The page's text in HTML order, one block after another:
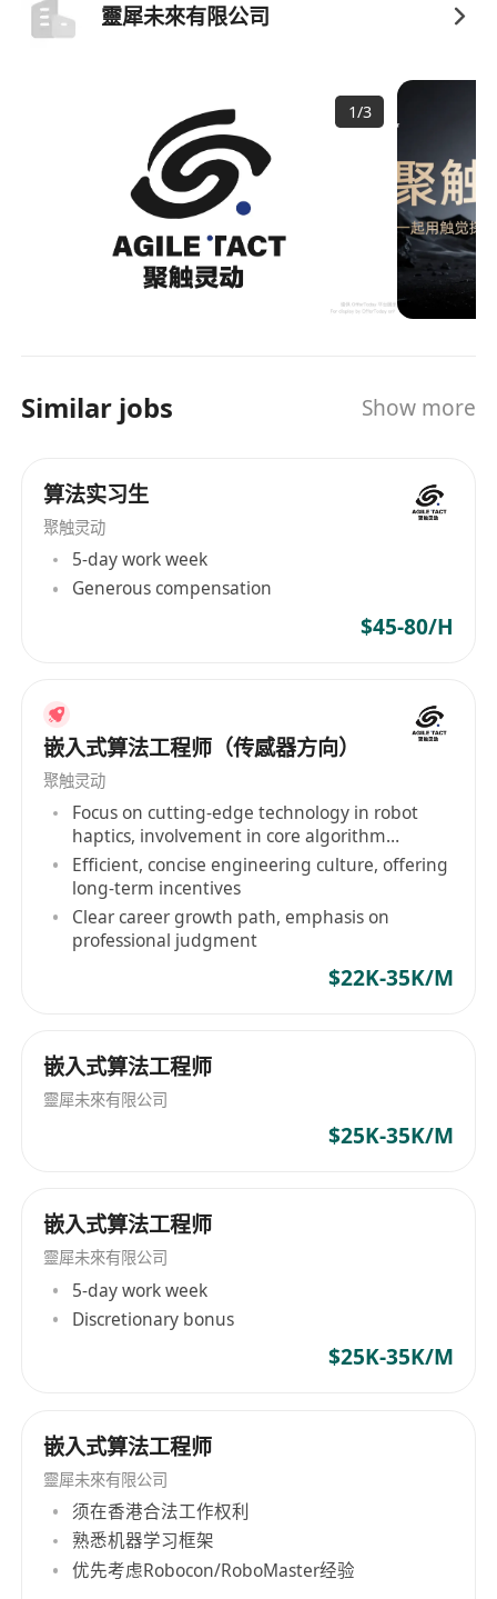
靈犀未來有限公司
1/3
Similar jobs Show more
算法实习生
聚触灵动
5-day work week
Generous compensation
$45-80/H
嵌入式算法工程师（传感器方向）
聚触灵动
Focus on cutting-edge technology in robot
haptics, involvement in core algorithm
development
Efficient, concise engineering culture, offering
long-term incentives
Clear career growth path, emphasis on
professional judgment
$22K-35K/M
嵌入式算法工程师
靈犀未來有限公司
$25K-35K/M
嵌入式算法工程师
靈犀未來有限公司
5-day work week
Discretionary bonus
$25K-35K/M
嵌入式算法工程师
靈犀未來有限公司
须在香港合法工作权利
熟悉机器学习框架
优先考虑Robocon/RoboMaster经验